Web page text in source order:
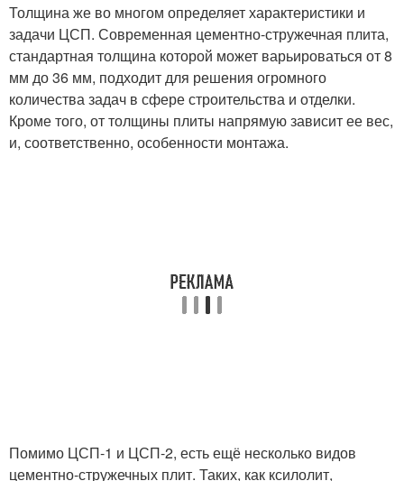
Толщина же во многом определяет характеристики и
задачи ЦСП. Современная цементно-стружечная плита,
стандартная толщина которой может варьироваться от 8
мм до 36 мм, подходит для решения огромного
количества задач в сфере строительства и отделки.
Кроме того, от толщины плиты напрямую зависит ее вес,
и, соответственно, особенности монтажа.
Помимо ЦСП-1 и ЦСП-2, есть ещё несколько видов
цементно-стружечных плит. Таких, как ксилолит,